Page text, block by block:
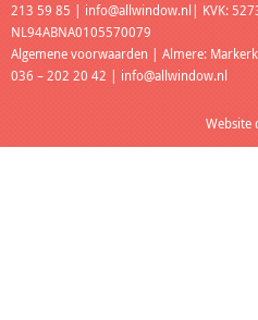
213 59 85 | info@allwindow.nl | KVK:
NL94ABNA0105570079
Algemene voorwaarden | Almere:
036 – 202 20 42 | info@allwindow.nl
Website